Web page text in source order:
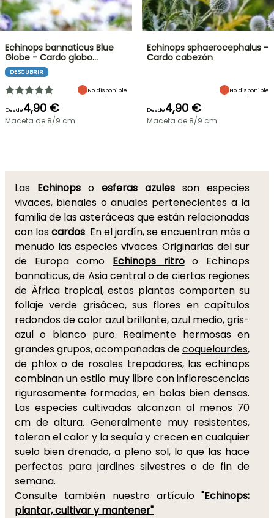
Echinops bannaticus Blue
Globe - Cardo globo…
DESCUBRIR
No disponible
Desde4,90 €
Maceta de 8/9 cm
Echinops sphaerocephalus -
Cardo cabezón
No disponible
Desde4,90 €
Maceta de 8/9 cm
Las Echinops o esferas azules son especies
vivaces, bienales o anuales pertenecientes a la
familia de las asteráceas que están relacionadas
con loscardos. En el jardín, se encuentran más a
menudo las especies vivaces. Originarias del sur
de Europa como Echinops ritroo Echinops
bannaticus, de Asia central o de ciertas regiones
de África tropical, estas plantas comparten su
follaje verde grisáceo, sus flores en capítulos
redondos de color azul brillante, azul medio, gris-
azul o blanco puro. Realmente hermosas en
grandes grupos, acompañadas decoquelourdes,
de phloxo de rosalestrepadores, las echinops
combinan un estilo muy libre con inflorescencias
rigurosamente formadas, en bolas bien densas.
Las especies cultivadas alcanzan al menos 70
cm de altura. Generalmente muy resistentes,
toleran el calor y la sequía y crecen en cualquier
suelo bien drenado, a pleno sol, lo que las hace
perfectas para jardines silvestres o de fin de
semana.
Consulte también nuestro artículo "Echinops:
plantar, cultivar y mantener"